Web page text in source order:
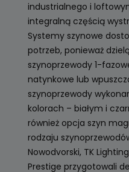
industrialnego i
integralną częścią
Systemy szynowe
potrzeb, ponieważ
szynoprzewody 1-
natynkowe lub
szynoprzewody
kolorach – białym i
również opcja szyn
rodzaju
Nowodvorski, TK
Prestige przygotowali